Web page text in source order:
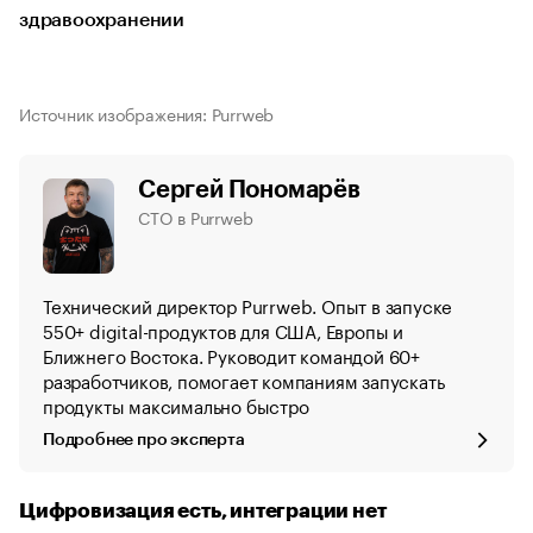
здравоохранении
Источник изображения: Purrweb
Сергей Пономарёв
CTO в Purrweb
Технический директор Purrweb. Опыт в запуске
550+ digital-продуктов для США, Европы и
Ближнего Востока. Руководит командой 60+
разработчиков, помогает компаниям запускать
продукты максимально быстро
Подробнее про эксперта
Цифровизация есть, интеграции нет